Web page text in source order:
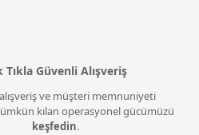
Tıkla Güvenli Alışveriş
ve müşteri memnuniyeti
kılan operasyonel gücümüzü
keşfedin.